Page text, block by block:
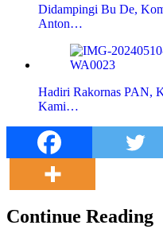
Didampingi Bu De,
Anton…
Hadiri Rakornas PAN,
Kami…
Continue Reading